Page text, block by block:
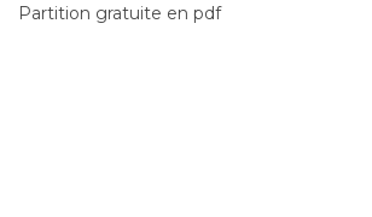
Partition gratuite en pdf